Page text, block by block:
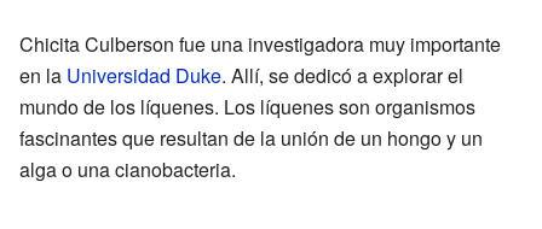
Chicita Culberson fue una investigadora muy importante
en la Universidad Duke. Allí, se dedicó a explorar el
mundo de los líquenes. Los líquenes son organismos
fascinantes que resultan de la unión de un hongo y un
alga o una cianobacteria.